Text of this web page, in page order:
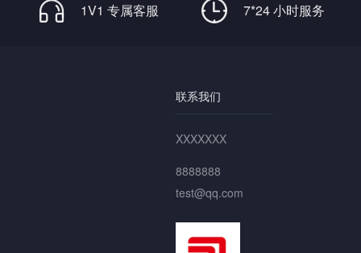
1V1 专属客服 7*24 小时服务
联系我们
XXXXXXX
8888888
test@qq.com